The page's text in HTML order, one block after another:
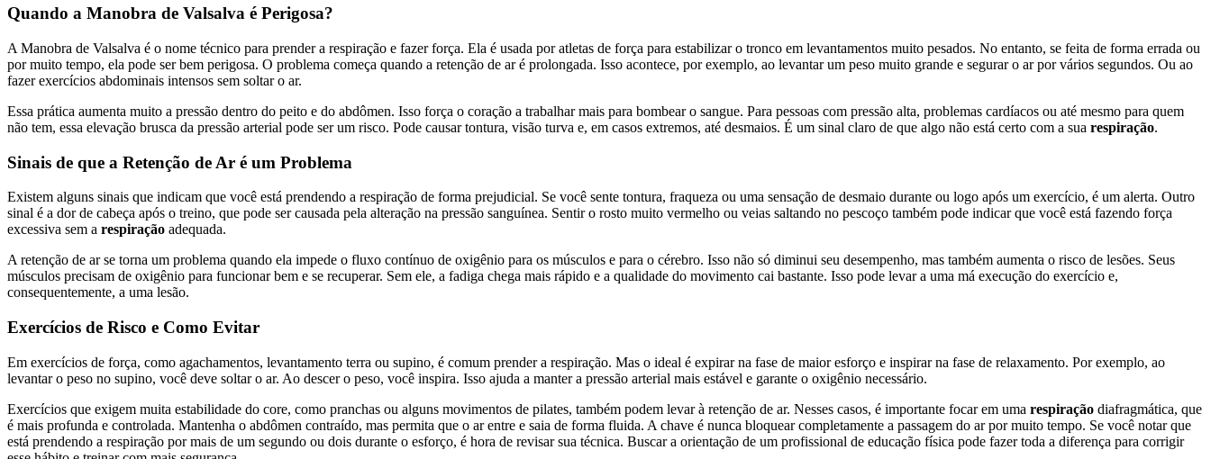
Quando a Manobra de Valsalva é Perigosa?
A Manobra de Valsalva é o nome técnico para prender a respiração e fazer força. Ela é usada por atletas de força para estabilizar o tronco em levantamentos muito pesados. No entanto, se feita de forma errada ou
por muito tempo, ela pode ser bem perigosa. O problema começa quando a retenção de ar é prolongada. Isso acontece, por exemplo, ao levantar um peso muito grande e segurar o ar por vários segundos. Ou ao
fazer exercícios abdominais intensos sem soltar o ar.
Essa prática aumenta muito a pressão dentro do peito e do abdômen. Isso força o coração a trabalhar mais para bombear o sangue. Para pessoas com pressão alta, problemas cardíacos ou até mesmo para quem
não tem, essa elevação brusca da pressão arterial pode ser um risco. Pode causar tontura, visão turva e, em casos extremos, até desmaios. É um sinal claro de que algo não está certo com a sua respiração.
Sinais de que a Retenção de Ar é um Problema
Existem alguns sinais que indicam que você está prendendo a respiração de forma prejudicial. Se você sente tontura, fraqueza ou uma sensação de desmaio durante ou logo após um exercício, é um alerta. Outro
sinal é a dor de cabeça após o treino, que pode ser causada pela alteração na pressão sanguínea. Sentir o rosto muito vermelho ou veias saltando no pescoço também pode indicar que você está fazendo força
excessiva sem a respiração adequada.
A retenção de ar se torna um problema quando ela impede o fluxo contínuo de oxigênio para os músculos e para o cérebro. Isso não só diminui seu desempenho, mas também aumenta o risco de lesões. Seus
músculos precisam de oxigênio para funcionar bem e se recuperar. Sem ele, a fadiga chega mais rápido e a qualidade do movimento cai bastante. Isso pode levar a uma má execução do exercício e,
consequentemente, a uma lesão.
Exercícios de Risco e Como Evitar
Em exercícios de força, como agachamentos, levantamento terra ou supino, é comum prender a respiração. Mas o ideal é expirar na fase de maior esforço e inspirar na fase de relaxamento. Por exemplo, ao
levantar o peso no supino, você deve soltar o ar. Ao descer o peso, você inspira. Isso ajuda a manter a pressão arterial mais estável e garante o oxigênio necessário.
Exercícios que exigem muita estabilidade do core, como pranchas ou alguns movimentos de pilates, também podem levar à retenção de ar. Nesses casos, é importante focar em uma respiração diafragmática, que
é mais profunda e controlada. Mantenha o abdômen contraído, mas permita que o ar entre e saia de forma fluida. A chave é nunca bloquear completamente a passagem do ar por muito tempo. Se você notar que
está prendendo a respiração por mais de um segundo ou dois durante o esforço, é hora de revisar sua técnica. Buscar a orientação de um profissional de educação física pode fazer toda a diferença para corrigir